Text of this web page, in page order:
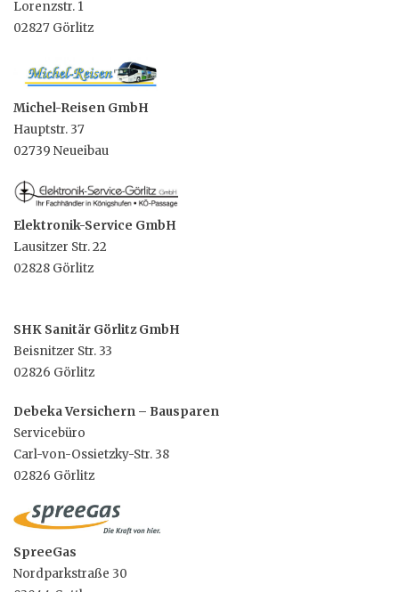
Lorenzstr. 1
02827 Görlitz
Michel-Reisen GmbH
Hauptstr. 37
02739 Neueibau
Elektronik-Service GmbH
Lausitzer Str. 22
02828 Görlitz
SHK Sanitär Görlitz GmbH
Beisnitzer Str. 33
02826 Görlitz
Debeka Versichern – Bausparen
Servicebüro
Carl-von-Ossietzky-Str. 38
02826 Görlitz
SpreeGas
Nordparkstraße 30